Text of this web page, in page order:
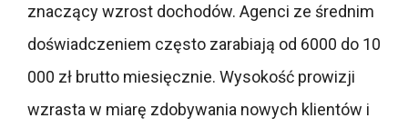
znaczący wzrost dochodów. Agenci ze średnim
doświadczeniem często zarabiają od 6000 do 10
000 zł brutto miesięcznie. Wysokość prowizji
wzrasta w miarę zdobywania nowych klientów i